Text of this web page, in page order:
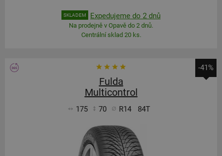
SKLADEM Expedujeme do 2 dnů
Na prodejně v Opavě do 2 dnů.
Centrální sklad 20 ks.
-41%
Fulda
Multicontrol
175 70 R14 84T